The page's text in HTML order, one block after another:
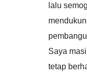
lalu
Saya
tetap